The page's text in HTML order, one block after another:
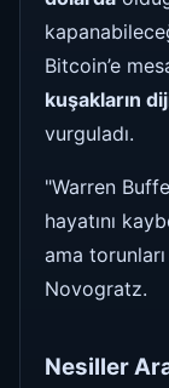
Bitcoin’e
kuşakların
vurguladı.
"Warren
hayatını
ama
Novogratz.
Nesiller